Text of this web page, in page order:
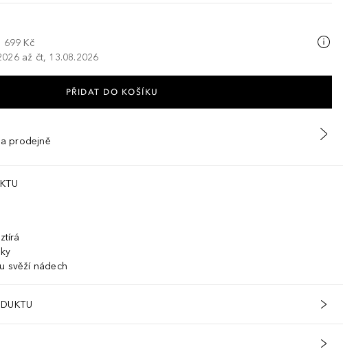
699 Kč
až čt, 13.08.2026
PŘIDAT DO KOŠÍKU
prodejně
svěží nádech